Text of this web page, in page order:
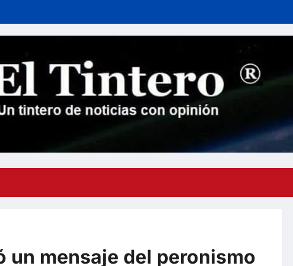
un mensaje del peronismo